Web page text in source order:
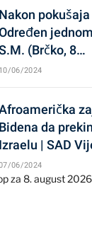
Nakon
(Brčko, 8…
10/06/2024
Bidena da
Izraelu | SAD
06/2024